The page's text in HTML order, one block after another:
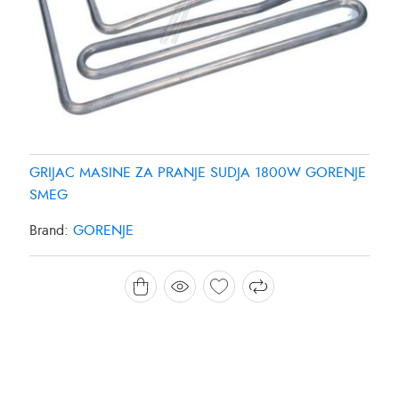
GRIJAC MASINE ZA PRANJE SUDJA 1800W GORENJE
SMEG
Brand: GORENJE